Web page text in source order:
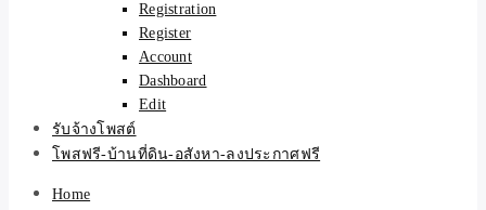
Registration
Register
Account
Dashboard
Edit
รับจ้างโพสต์
โพสฟรี-บ้านที่ดิน-อสังหา-ลงประกาศฟรี
Home